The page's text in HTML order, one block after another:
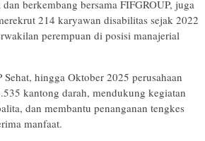
berkembang bersama FIFGROUP, juga
214 karyawan disabilitas sejak 2022
perempuan di posisi manajerial
hingga Oktober 2025 perusahaan
kantong darah, mendukung kegiatan
dan membantu penanganan tengkes
manfaat.